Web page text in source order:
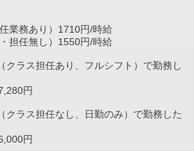
業務あり）1710円/時給
担任無し）1550円/時給
クラス担任あり、フルシフト）で勤務し
円
クラス担任なし、日勤のみ）で勤務した
円